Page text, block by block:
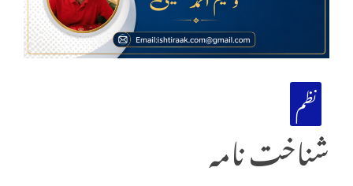
نظم
شناخت نامہ